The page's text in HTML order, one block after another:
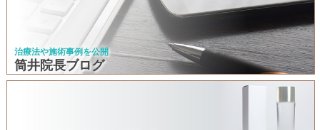
治療法や施術事例を公開
筒井院長ブログ